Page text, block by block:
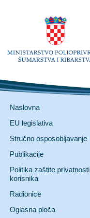
Naslovna
EU legislativa
Stručno osposobljavanje
Publikacije
Politika zaštite privatnosti
korisnika
Radionice
Oglasna ploča